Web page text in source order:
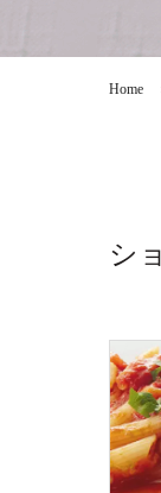
Home
シ